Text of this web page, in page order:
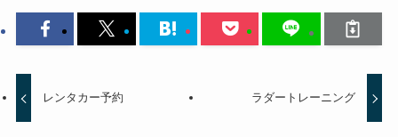
レンタカー予約 ラダートレーニング